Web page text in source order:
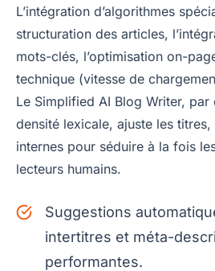
L’intégration d’algorithmes
structuration des articles,
mots-clés, l’optimisation on-
technique (vitesse de
Le Simplified AI Blog Writer, par
densité lexicale, ajuste les
internes pour séduire à la fois
lecteurs humains.
Suggestions
intertitres et méta-
performantes.